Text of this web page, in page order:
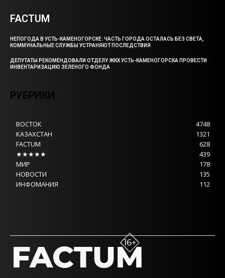
FACTUM
НЕПОГОДА В УСТЬ-КАМЕНОГОРСКЕ: ЧАСТЬ ГОРОДА ОСТАЛАСЬ БЕЗ СВЕТА,
КОММУНАЛЬНЫЕ СЛУЖБЫ УСТРАНЯЮТ ПОСЛЕДСТВИЯ
ДЕПУТАТЫ РЕКОМЕНДОВАЛИ ОТДЕЛУ ЖКХ УСТЬ-КАМЕНОГОРСКА ПРОВЕСТИ
ИНВЕНТАРИЗАЦИЮ ЗЕЛЕНОГО ФОНДА
РУБРИКИ
ВОСТОК
4748
КАЗАХСТАН
1321
FACTUM
628
★★★★★
439
МИР
178
НОВОСТИ
135
ИНФОМАНИЯ
112